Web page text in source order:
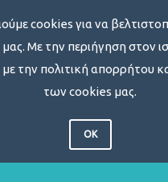
cookies για να
Με την περιήγηση στον
την πολιτική απορρήτου
των cookies μας.
OK